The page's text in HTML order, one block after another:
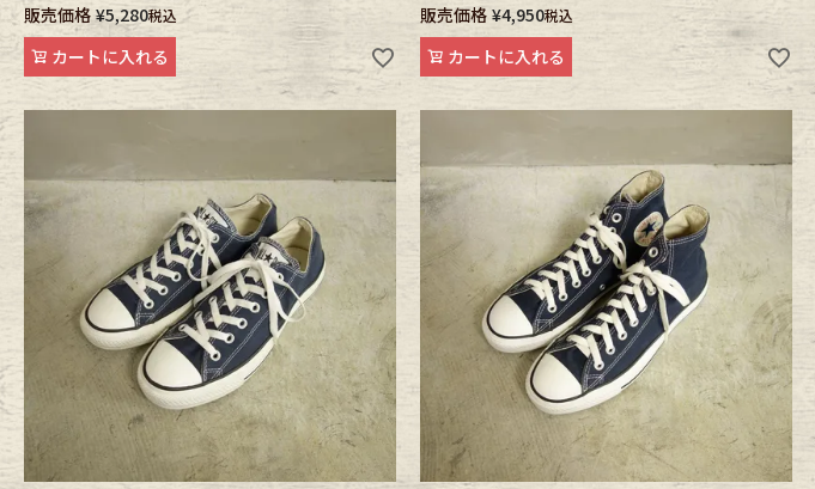
Bag Stall・Scarf
Belt antique goods
Keyring vintage bicycle
FAFATT
販売価格 ¥5,280税込
カートに入れる
販売価格 ¥4,950税込
カートに入れる